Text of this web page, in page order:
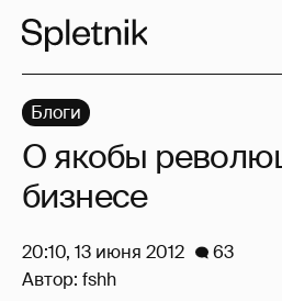
Блоги
О якобы
бизнесе
20:10, 13 июня 2012
63
Автор: fshh